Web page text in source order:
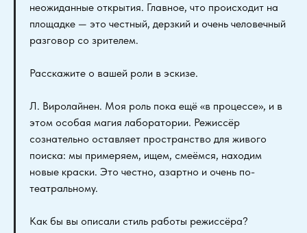
неожиданные открытия. Главное, что происходит на
площадке — это честный, дерзкий и очень человечный
разговор со зрителем.
Расскажите о вашей роли в эскизе.
Л. Виролайнен. Моя роль пока ещё «в процессе», и в
этом особая магия лаборатории. Режиссёр
сознательно оставляет пространство для живого
поиска: мы примеряем, ищем, смеёмся, находим
новые краски. Это честно, азартно и очень по-
театральному.
Как бы вы описали стиль работы режиссёра?